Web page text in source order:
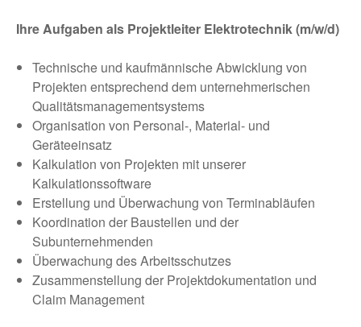
Ihre Aufgaben als Projektleiter Elektrotechnik (m/w/d)
Technische und kaufmännische Abwicklung von
Projekten entsprechend dem unternehmerischen
Qualitätsmanagementsystems
Organisation von Personal-, Material- und
Geräteeinsatz
Kalkulation von Projekten mit unserer
Kalkulationssoftware
Erstellung und Überwachung von Terminabläufen
Koordination der Baustellen und der
Subunternehmenden
Überwachung des Arbeitsschutzes
Zusammenstellung der Projektdokumentation und
Claim Management